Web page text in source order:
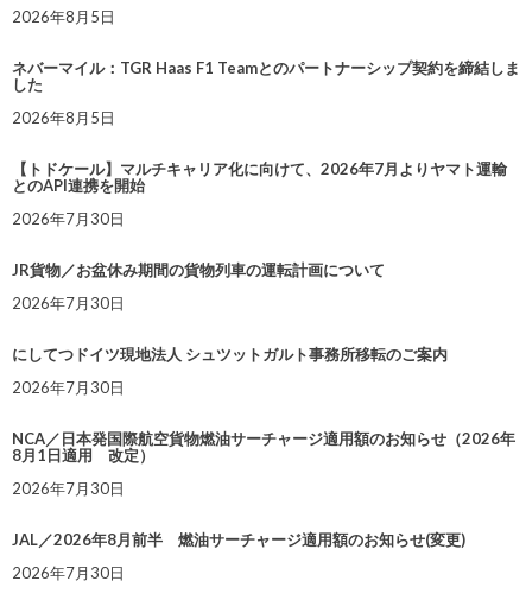
2026年8月5日
ネバーマイル：TGR Haas F1 Teamとのパートナーシップ契約を締結しま
した
2026年8月5日
【トドケール】マルチキャリア化に向けて、2026年7月よりヤマト運輸
とのAPI連携を開始
2026年7月30日
JR貨物／お盆休み期間の貨物列車の運転計画について
2026年7月30日
にしてつドイツ現地法人 シュツットガルト事務所移転のご案内
2026年7月30日
NCA／日本発国際航空貨物燃油サーチャージ適用額のお知らせ（2026年
8月1日適用 改定）
2026年7月30日
JAL／2026年8月前半 燃油サーチャージ適用額のお知らせ(変更)
2026年7月30日